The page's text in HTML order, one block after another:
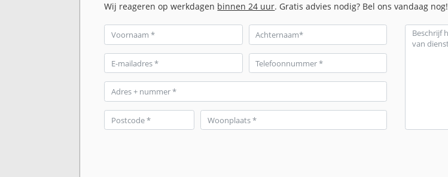
Wij reageren op werkdagen binnen 24 uur. Gratis advies nodig? Bel ons vandaag nog!